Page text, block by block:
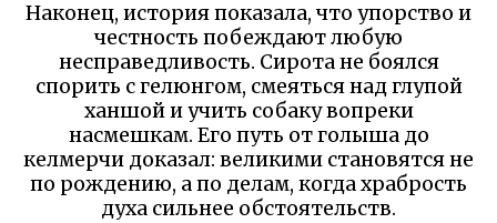
Наконец, история показала, что упорство и
честность побеждают любую
несправедливость. Сирота не боялся
спорить с гелюнгом, смеяться над глупой
ханшой и учить собаку вопреки
насмешкам. Его путь от голыша до
келмерчи доказал: великими становятся не
по рождению, а по делам, когда храбрость
духа сильнее обстоятельств.